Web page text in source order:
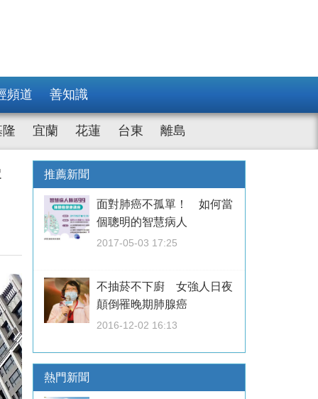
頻道 善知識
隆 宜蘭 花蓮 台東 離島
推薦新聞
面對肺癌不孤單！ 如何當
個聰明的智慧病人
2017-05-03 17:25
不抽菸不下廚 女強人日夜
顛倒罹晚期肺腺癌
2016-12-02 16:13
熱門新聞